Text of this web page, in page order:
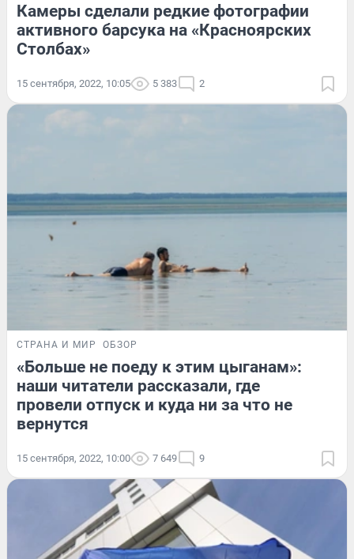
Камеры сделали редкие фотографии
активного барсука на «Красноярских
Столбах»
15 сентября, 2022, 10:05 5 383 2
СТРАНА И МИР ОБЗОР
«Больше не поеду к этим цыганам»:
наши читатели рассказали, где
провели отпуск и куда ни за что не
вернутся
15 сентября, 2022, 10:00 7 649 9